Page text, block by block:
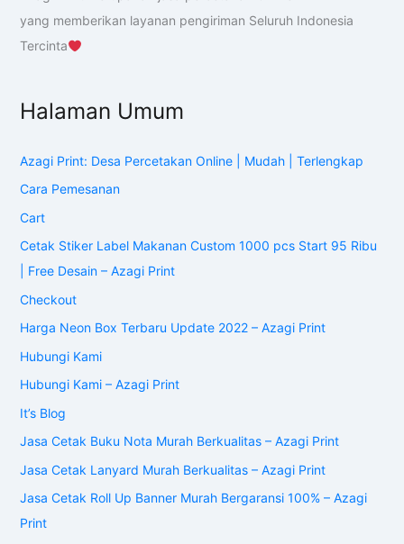
yang memberikan layanan pengiriman Seluruh Indonesia
Tercinta
Halaman Umum
Azagi Print: Desa Percetakan Online | Mudah | Terlengkap
Cara Pemesanan
Cart
Cetak Stiker Label Makanan Custom 1000 pcs Start 95 Ribu
| Free Desain – Azagi Print
Checkout
Harga Neon Box Terbaru Update 2022 – Azagi Print
Hubungi Kami
Hubungi Kami – Azagi Print
It’s Blog
Jasa Cetak Buku Nota Murah Berkualitas – Azagi Print
Jasa Cetak Lanyard Murah Berkualitas – Azagi Print
Jasa Cetak Roll Up Banner Murah Bergaransi 100% – Azagi
Print